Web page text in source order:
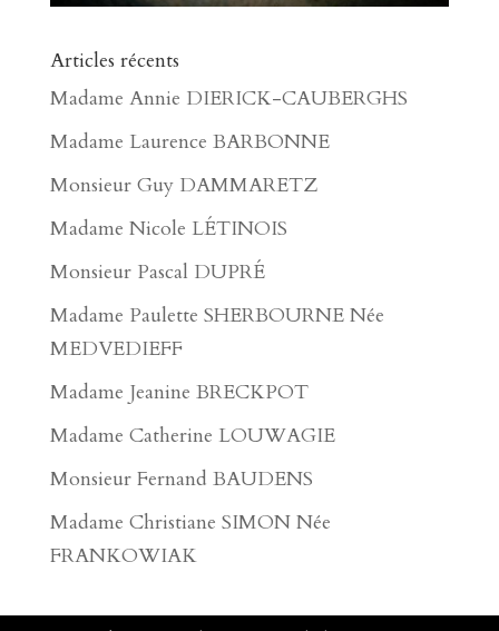
Articles récents
Madame Annie DIERICK-CAUBERGHS
Madame Laurence BARBONNE
Monsieur Guy DAMMARETZ
Madame Nicole LÉTINOIS
Monsieur Pascal DUPRÉ
Madame Paulette SHERBOURNE Née
MEDVEDIEFF
Madame Jeanine BRECKPOT
Madame Catherine LOUWAGIE
Monsieur Fernand BAUDENS
Madame Christiane SIMON Née
FRANKOWIAK